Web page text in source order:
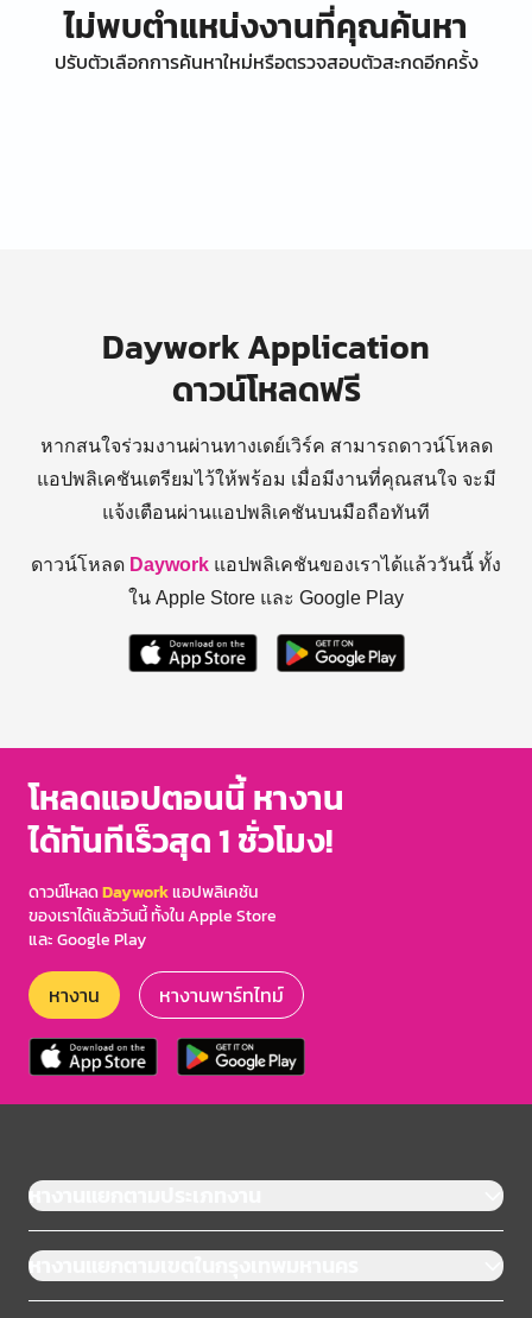
ไม่พบตำแหน่งงานที่คุณค้นหา
ปรับตัวเลือกการค้นหาใหม่หรือตรวจสอบตัวสะกดอีกครั้ง
Daywork Application
ดาวน์โหลดฟรี
หากสนใจร่วมงานผ่านทางเดย์เวิร์ค สามารถดาวน์โหลด
แอปพลิเคชันเตรียมไว้ให้พร้อม เมื่อมีงานที่คุณสนใจ จะมี
แจ้งเตือนผ่านแอปพลิเคชันบนมือถือทันที
ดาวน์โหลด Daywork แอปพลิเคชันของเราได้แล้ววันนี้ ทั้ง
ใน Apple Store และ Google Play
โหลดแอปตอนนี้ หางาน
ได้ทันทีเร็วสุด 1 ชั่วโมง!
ดาวน์โหลดDayworkแอปพลิเคชัน
ของเราได้แล้ววันนี้ ทั้งใน Apple Store
และ Google Play
หางาน หางานพาร์ทไทม์
หางานแยกตามประเภทงาน
หางานแยกตามเขตในกรุงเทพมหานคร